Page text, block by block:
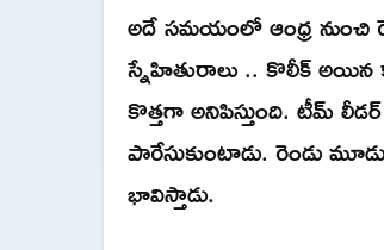
అదే సమయంలో ఆంధ్ర నుంచి
స్నేహితురాలు .. కొలీక్ అయిన
కొత్తగా అనిపిస్తుంది. టీమ్
పారేసుకుంటాడు. రెండు
భావిస్తాడు.